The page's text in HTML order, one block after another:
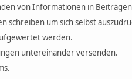
von Informationen in
schreiben um sich selbst
werden.
untereinander versenden.